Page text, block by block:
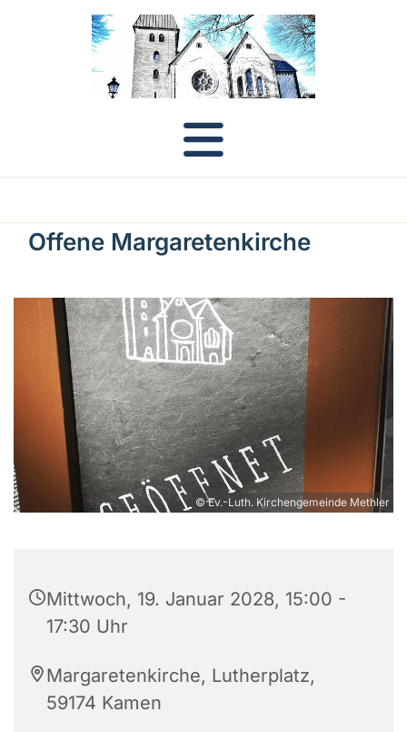
Offene Margaretenkirche
© Ev.-Luth. Kirchengemeinde Methler
Mittwoch, 19. Januar 2028, 15:00 -
17:30 Uhr
Margaretenkirche, Lutherplatz,
59174 Kamen